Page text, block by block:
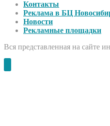
Контакты
Реклама в БЦ
Новости
Рекламные площадки
Вся представленная на сайте